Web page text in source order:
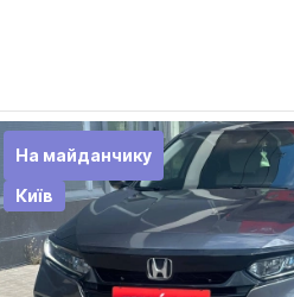
На майданчику
Київ